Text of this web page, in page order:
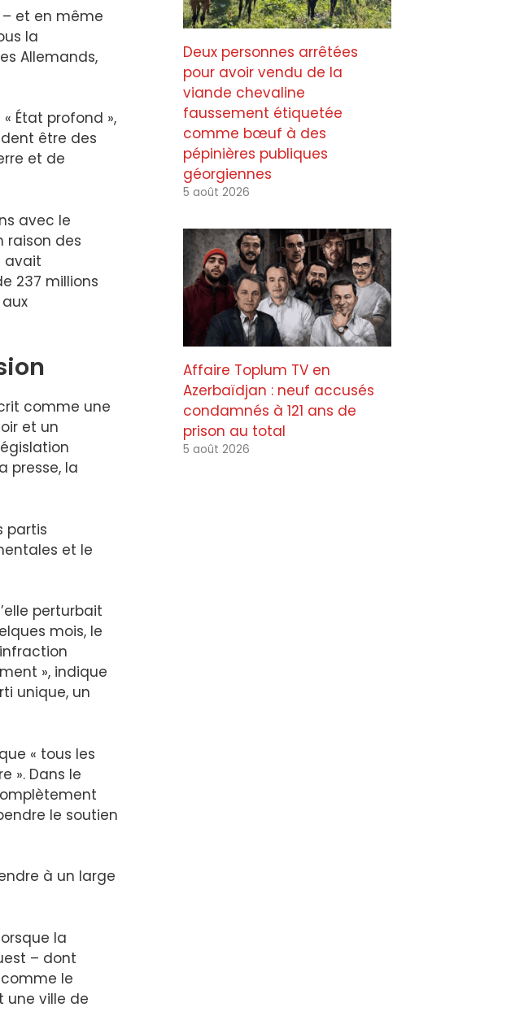
et en même
la
Allemands,
État profond »,
être des
et de
avec le
raison des
avait
237 millions
comme une
et un
presse, la
partis
et le
perturbait
mois, le
», indique
unique, un
« tous les
». Dans le
le soutien
à un large
la
– dont
le
une ville de
Deux personnes arrêtées
pour avoir vendu de la
viande chevaline
faussement étiquetée
comme bœuf à des
pépinières publiques
géorgiennes
5 août 2026
Affaire Toplum TV en
Azerbaïdjan : neuf accusés
condamnés à 121 ans de
prison au total
5 août 2026